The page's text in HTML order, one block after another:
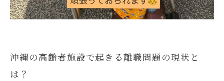
沖縄の高齢者施設で起きる離職問題の現状と
は？